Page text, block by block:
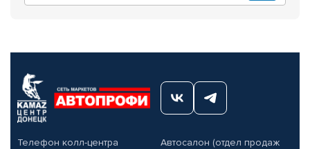
Телефон колл-центра
Автосалон (отдел продаж